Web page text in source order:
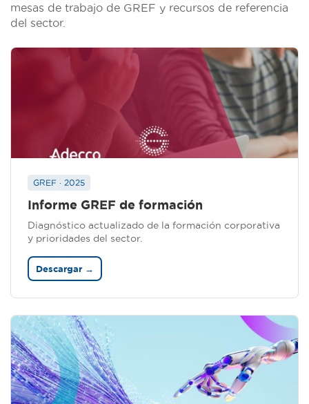
mesas de trabajo de GREF y recursos de referencia
del sector.
GREF · 2025
Informe GREF de formación
Diagnóstico actualizado de la formación corporativa
y prioridades del sector.
Descargar →